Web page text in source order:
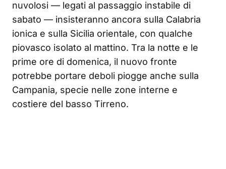
nuvolosi — legati al passaggio instabile di
sabato — insisteranno ancora sulla Calabria
ionica e sulla Sicilia orientale, con qualche
piovasco isolato al mattino. Tra la notte e le
prime ore di domenica, il nuovo fronte
potrebbe portare deboli piogge anche sulla
Campania, specie nelle zone interne e
costiere del basso Tirreno.